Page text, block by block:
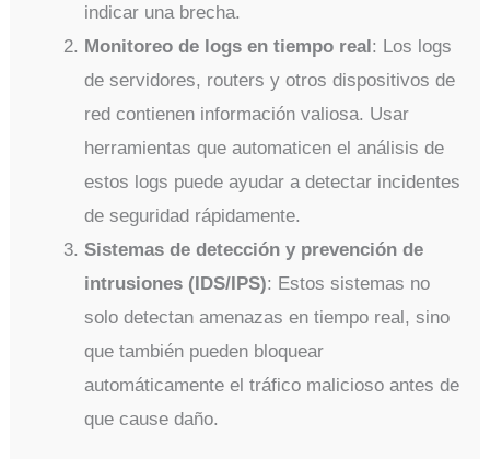
indicar una brecha.
Monitoreo de logs en tiempo real: Los logs
de servidores, routers y otros dispositivos de
red contienen información valiosa. Usar
herramientas que automaticen el análisis de
estos logs puede ayudar a detectar incidentes
de seguridad rápidamente.
Sistemas de detección y prevención de
intrusiones (IDS/IPS): Estos sistemas no
solo detectan amenazas en tiempo real, sino
que también pueden bloquear
automáticamente el tráfico malicioso antes de
que cause daño.